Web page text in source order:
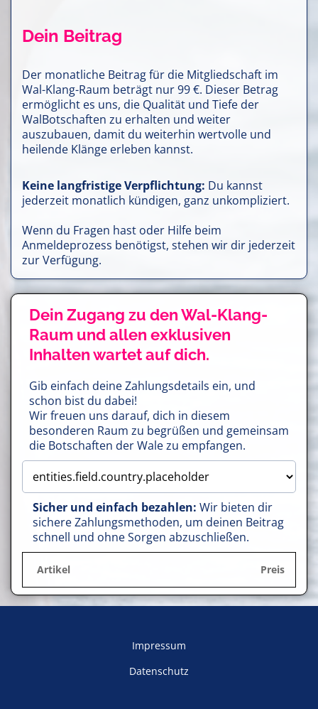
Dein Beitrag
Der monatliche Beitrag für die Mitgliedschaft im
Wal-Klang-Raum beträgt nur 99 €. Dieser Betrag
ermöglicht es uns, die Qualität und Tiefe der
WalBotschaften zu erhalten und weiter
auszubauen, damit du weiterhin wertvolle und
heilende Klänge erleben kannst.
Keine langfristige Verpflichtung: Du kannst
jederzeit monatlich kündigen, ganz unkompliziert.
Wenn du Fragen hast oder Hilfe beim
Anmeldeprozess benötigst, stehen wir dir jederzeit
zur Verfügung.
Dein Zugang zu den Wal-Klang-
Raum und allen exklusiven
Inhalten wartet auf dich.
Gib einfach deine Zahlungsdetails ein, und
schon bist du dabei!
Wir freuen uns darauf, dich in diesem
besonderen Raum zu begrüßen und gemeinsam
die Botschaften der Wale zu empfangen.
Sicher und einfach bezahlen: Wir bieten dir
sichere Zahlungsmethoden, um deinen Beitrag
schnell und ohne Sorgen abzuschließen.
Artikel Preis
Impressum
Datenschutz